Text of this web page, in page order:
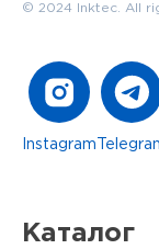
© 2024 Inktec. All
Instagram
Каталог